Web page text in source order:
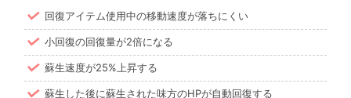
回復アイテム使用中の移動速度が落ちにくい
小回復の回復量が2倍になる
蘇生速度が25%上昇する
蘇生した後に蘇生された味方のHPが自動回復する